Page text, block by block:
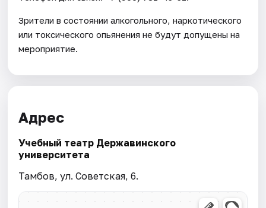
Зрители в состоянии алкогольного, наркотического
или токсического опьянения не будут допущены на
мероприятие.
Адрес
Учебный театр Державинского
университета
Тамбов, ул. Советская, 6.